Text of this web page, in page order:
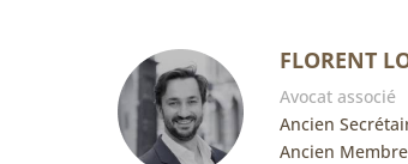
FLORENT
Avocat associé
Ancien
Ancien